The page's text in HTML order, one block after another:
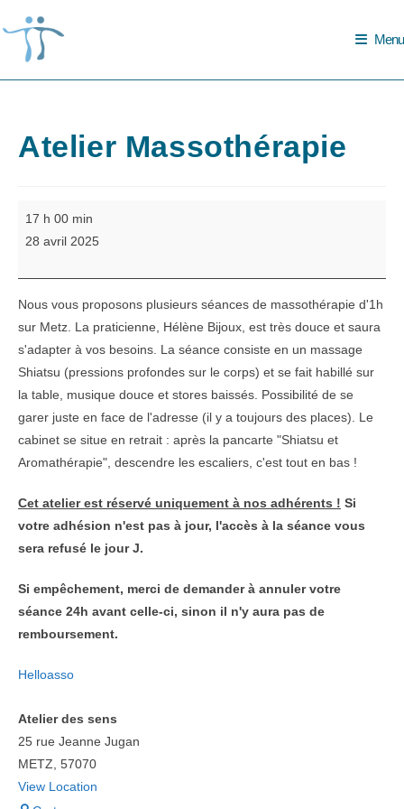
to
content
Menu
Atelier Massothérapie
17 h 00 min
28 avril 2025
Nous vous proposons plusieurs séances de massothérapie d'1h
sur Metz. La praticienne, Hélène Bijoux, est très douce et saura
s'adapter à vos besoins. La séance consiste en un massage
Shiatsu (pressions profondes sur le corps) et se fait habillé sur
la table, musique douce et stores baissés. Possibilité de se
garer juste en face de l'adresse (il y a toujours des places). Le
cabinet se situe en retrait : après la pancarte "Shiatsu et
Aromathérapie", descendre les escaliers, c'est tout en bas !
Cet atelier est réservé uniquement à nos adhérents ! Si
votre adhésion n'est pas à jour, l'accès à la séance vous
sera refusé le jour J.
Si empêchement, merci de demander à annuler votre
séance 24h avant celle-ci, sinon il n'y aura pas de
remboursement.
Helloasso
Atelier des sens
25 rue Jeanne Jugan
METZ 57070
View Location